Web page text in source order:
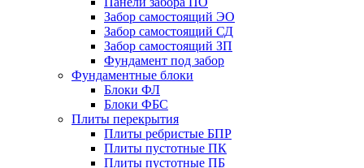
Забор самостоящий ЭО
Забор самостоящий СД
Забор самостоящий ЗП
Фyндамент под забор
Фундаментные блоки
Блоки ФЛ
Блоки ФБС
Плиты перекрытия
Плиты ребристые БПР
Плиты пустотные ПК
Плиты пустотные ПБ